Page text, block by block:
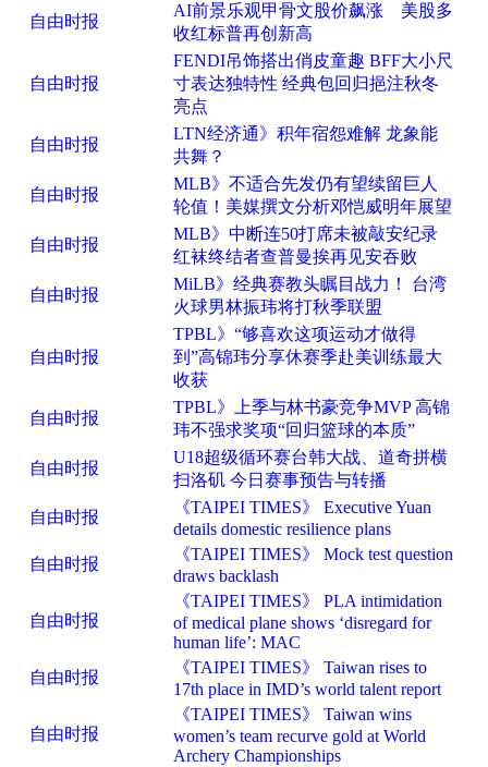
自由时报
AI前景乐观甲骨文股价飙涨 美股多
收红标普再创新高
自由时报
FENDI吊饰搭出俏皮童趣 BFF大小尺
寸表达独特性 经典包回归挹注秋冬
亮点
自由时报
LTN经济通》积年宿怨难解 龙象能
共舞？
自由时报
MLB》不适合先发仍有望续留巨人
轮值！美媒撰文分析邓恺威明年展望
自由时报
MLB》中断连50打席未被敲安纪录
红袜终结者查普曼挨再见安吞败
自由时报
MiLB》经典赛教头瞩目战力！ 台湾
火球男林振玮将打秋季联盟
自由时报
TPBL》“够喜欢这项运动才做得
到”高锦玮分享休赛季赴美训练最大
收获
自由时报
TPBL》上季与林书豪竞争MVP 高锦
玮不强求奖项“回归篮球的本质”
自由时报
U18超级循环赛台韩大战、道奇拼横
扫洛矶 今日赛事预告与转播
自由时报
《TAIPEI TIMES》 Executive Yuan
details domestic resilience plans
自由时报
《TAIPEI TIMES》 Mock test question
draws backlash
自由时报
《TAIPEI TIMES》 PLA intimidation
of medical plane shows ‘disregard for
human life’: MAC
自由时报
《TAIPEI TIMES》 Taiwan rises to
17th place in IMD’s world talent report
自由时报
《TAIPEI TIMES》 Taiwan wins
women’s team recurve gold at World
Archery Championships